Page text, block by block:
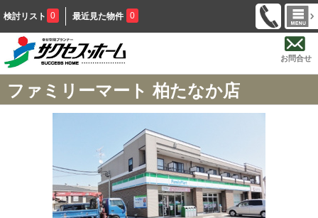
検討リスト 0 最近見た物件 0
お問合せ
ファミリーマート 柏たなか店